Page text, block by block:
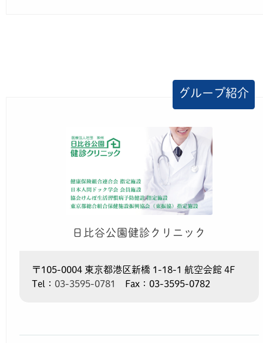
グループ紹介
日比谷公園健診クリニック
〒105-0004 東京都港区新橋 1-18-1 航空会館 4F
Tel： 03-3595-0781 Fax：03-3595-0782